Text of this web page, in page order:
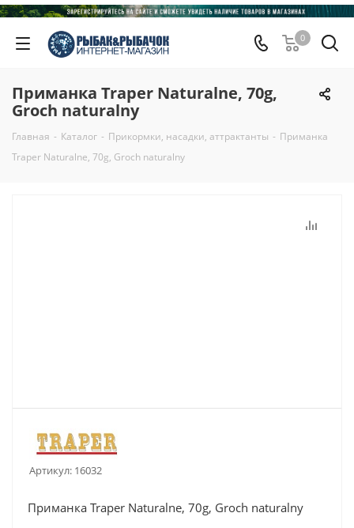
0
Приманка Traper Naturalne, 70g,
Groch naturalny
Главная - Каталог - Прикормки, насадки, аттрактанты - Приманка
Traper Naturalne, 70g, Groch naturalny
Артикул: 16032
Приманка Traper Naturalne, 70g, Groch naturalny